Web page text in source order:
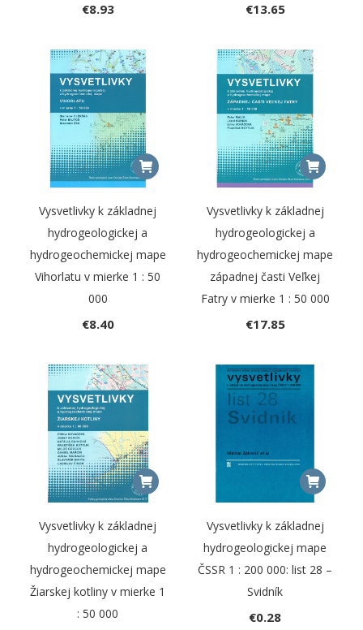
€8.93 €13.65
Vysvetlivky k základnej
hydrogeologickej a
hydrogeochemickej mape
Vihorlatu v mierke 1 : 50
000
€8.40
Vysvetlivky k základnej
hydrogeologickej a
hydrogeochemickej mape
západnej časti Veľkej
Fatry v mierke 1 : 50 000
€17.85
Vysvetlivky k základnej
hydrogeologickej a
hydrogeochemickej mape
Žiarskej kotliny v mierke 1
: 50 000
Vysvetlivky k základnej
hydrogeologickej mape
ČSSR 1 : 200 000: list 28 –
Svidník
€0.28